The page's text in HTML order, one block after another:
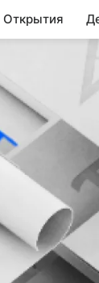
Открытия